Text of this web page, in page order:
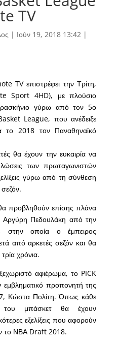
TV
| Ιούν 19, 2018 13:42|
TV επιστρέφει την Τρίτη,
Sport 4HD), με πλούσιο
γύρω από τον 5ο
League, που ανέδειξε
το 2018 τον Παναθηναϊκό
θα έχουν την ευκαιρία να
των πρωταγωνιστών
γύρω από τη σύνθεση
προβληθούν επίσης πλάνα
Πεδουλάκη από την
στην οποία ο έμπειρος
από αρκετές σεζόν και θα
χρόνια.
αφιέρωμα, το PICK
εμβληματικό προπονητή της
Κώστα Πολίτη. Όπως κάθε
του μπάσκετ θα έχουν
εξελίξεις που αφορούν
το ΝΒΑ Draft 2018.